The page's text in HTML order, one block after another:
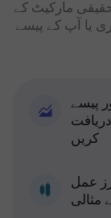
حقیقی مارکیٹ کے
یا آپ کے پیسے
پیسے
کریں
عمل
مثالی